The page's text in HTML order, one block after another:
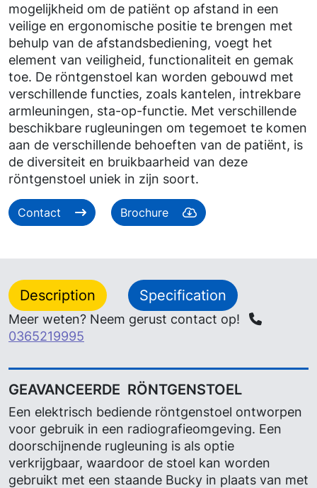
mogelijkheid om de patiënt op afstand in een
veilige en ergonomische positie te brengen met
behulp van de afstandsbediening, voegt het
element van veiligheid, functionaliteit en gemak
toe. De röntgenstoel kan worden gebouwd met
verschillende functies, zoals kantelen, intrekbare
armleuningen, sta-op-functie. Met verschillende
beschikbare rugleuningen om tegemoet te komen
aan de verschillende behoeften van de patiënt, is
de diversiteit en bruikbaarheid van deze
röntgenstoel uniek in zijn soort.
Contact Brochure
Description Specification
Meer weten? Neem gerust contact op!
0365219995
GEAVANCEERDE RÖNTGENSTOEL
Een elektrisch bediende röntgenstoel ontworpen
voor gebruik in een radiografieomgeving. Een
doorschijnende rugleuning is als optie
verkrijgbaar, waardoor de stoel kan worden
gebruikt met een staande Bucky in plaats van met